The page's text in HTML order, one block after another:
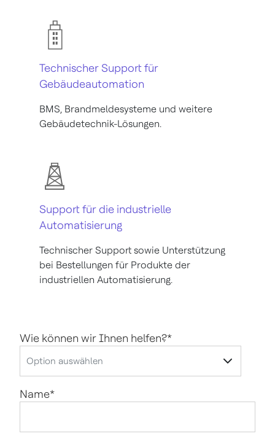
Technischer Support für
Gebäudeautomation
BMS, Brandmeldesysteme und weitere
Gebäudetechnik-Lösungen.
Support für die industrielle
Automatisierung
Technischer Support sowie Unterstützung
bei Bestellungen für Produkte der
industriellen Automatisierung.
Wie können wir Ihnen helfen?*
Name*